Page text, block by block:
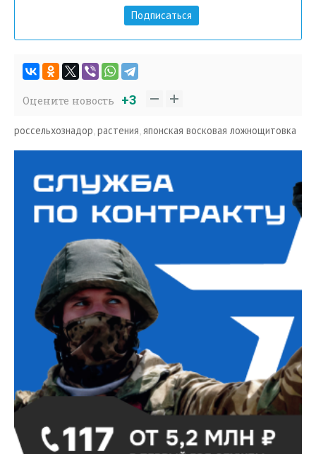
Подписаться
Оцените новость +3
россельхознадор растения японская восковая ложнощитовка